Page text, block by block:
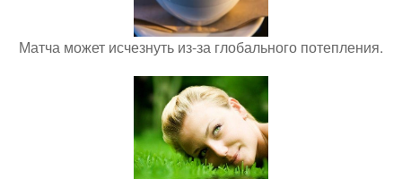
Матча может исчезнуть из-за глобального потепления.